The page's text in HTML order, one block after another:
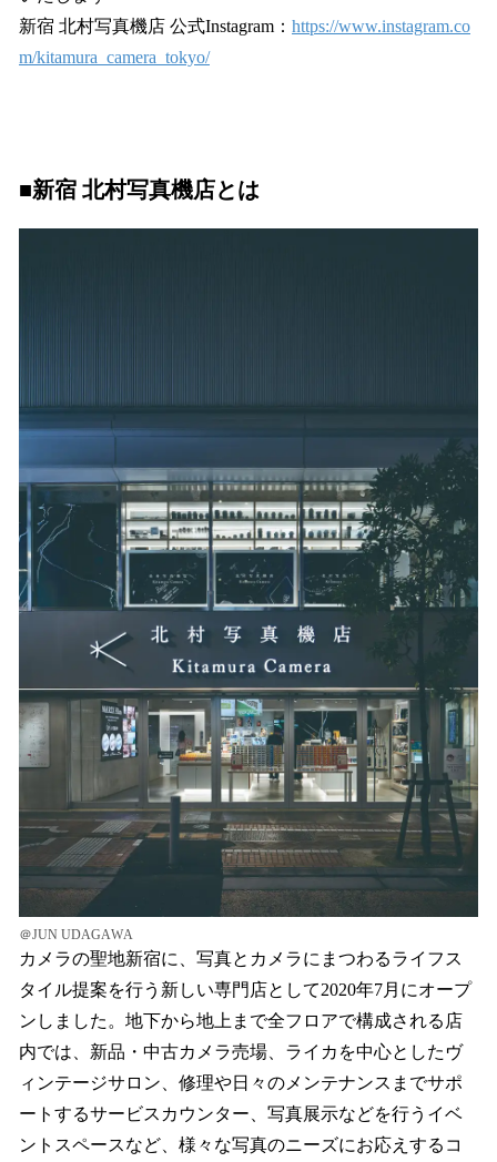
新宿 北村写真機店 公式Instagram： https://www.instagram.co
m/kitamura_camera_tokyo/
■新宿 北村写真機店とは
＠JUN UDAGAWA
カメラの聖地新宿に、写真とカメラにまつわるライフス
タイル提案を行う新しい専門店として2020年7月にオープ
ンしました。地下から地上まで全フロアで構成される店
内では、新品・中古カメラ売場、ライカを中心としたヴ
ィンテージサロン、修理や日々のメンテナンスまでサポ
ートするサービスカウンター、写真展示などを行うイベ
ントスペースなど、様々な写真のニーズにお応えするコ